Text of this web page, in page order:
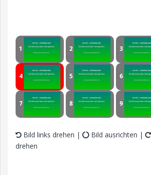
1 2 3
4 5 6
7 8 9
Bild links drehen | Bild ausrichten |
drehen